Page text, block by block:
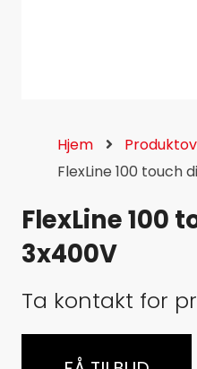
Hjem
FlexLine 100 touch
FlexLine 100
3x400V
Ta kontakt for